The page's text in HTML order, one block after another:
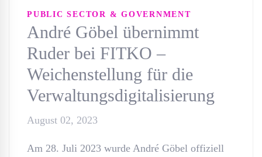
PUBLIC SECTOR & GOVERNMENT
André Göbel übernimmt
Ruder bei FITKO –
Weichenstellung für die
Verwaltungsdigitalisierung
August 02, 2023
Am 28. Juli 2023 wurde André Göbel offiziell